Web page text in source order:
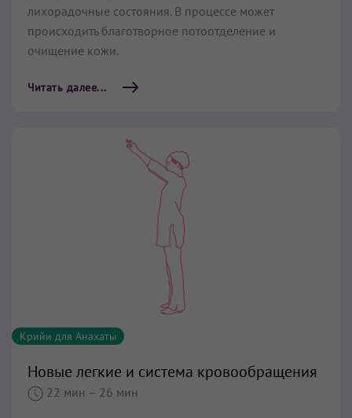
лихорадочные состояния. В процессе может
происходить благотворное потоотделение и
очищение кожи.
Читать далее...
Крийи для Анахаты
Новые легкие и система кровообращения
22 мин – 26 мин